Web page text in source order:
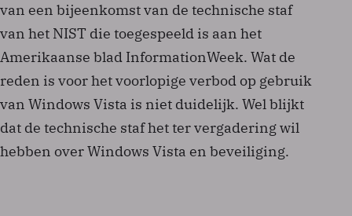
van een bijeenkomst van de technische staf
van het NIST die toegespeeld is aan het
Amerikaanse blad InformationWeek. Wat de
reden is voor het voorlopige verbod op gebruik
van Windows Vista is niet duidelijk. Wel blijkt
dat de technische staf het ter vergadering wil
hebben over Windows Vista en beveiliging.